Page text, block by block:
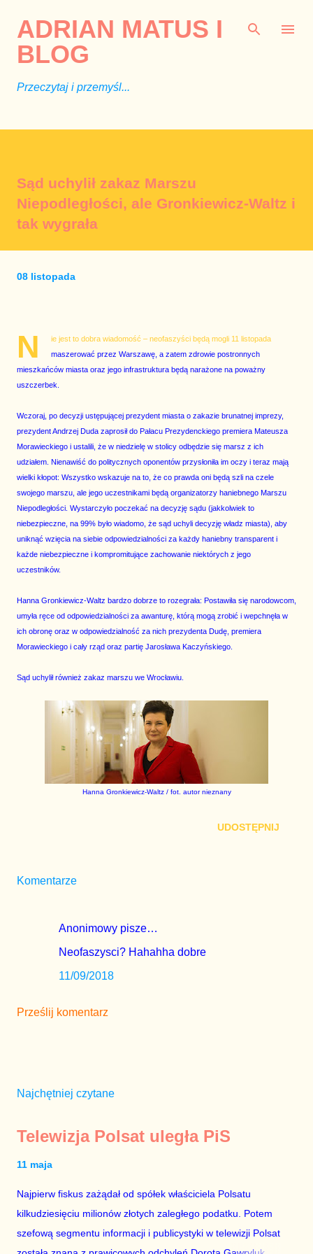
ADRIAN MATUS I
BLOG
Przeczytaj i przemyśl...
Sąd uchylił zakaz Marszu
Niepodległości, ale Gronkiewicz-Waltz i
tak wygrała
08 listopada
N
ie jest to dobra wiadomość – neofaszyści będą mogli 11 listopada
maszerować przez Warszawę, a zatem zdrowie postronnych
mieszkańców miasta oraz jego infrastruktura będą narażone na poważny
uszczerbek.
Wczoraj, po decyzji ustępującej prezydent miasta o zakazie brunatnej imprezy,
prezydent Andrzej Duda zaprosił do Pałacu Prezydenckiego premiera Mateusza
Morawieckiego i ustalili, że w niedzielę w stolicy odbędzie się marsz z ich
udziałem. Nienawiść do politycznych oponentów przysłoniła im oczy i teraz mają
wielki kłopot: Wszystko wskazuje na to, że co prawda oni będą szli na czele
swojego marszu, ale jego uczestnikami będą organizatorzy haniebnego Marszu
Niepodległości. Wystarczyło poczekać na decyzję sądu (jakkolwiek to
niebezpieczne, na 99% było wiadomo, że sąd uchyli decyzję władz miasta), aby
uniknąć wzięcia na siebie odpowiedzialności za każdy haniebny transparent i
każde niebezpieczne i kompromitujące zachowanie niektórych z jego
uczestników.
Hanna Gronkiewicz-Waltz bardzo dobrze to rozegrała: Postawiła się narodowcom,
umyła ręce od odpowiedzialności za awanturę, którą mogą zrobić i wepchnęła w
ich obronę oraz w odpowiedzialność za nich prezydenta Dudę, premiera
Morawieckiego i cały rząd oraz partię Jarosława Kaczyńskiego.
Sąd uchylił również zakaz marszu we Wrocławiu.
Hanna Gronkiewicz-Waltz / fot. autor nieznany
UDOSTĘPNIJ
Komentarze
Anonimowy pisze…
Neofaszysci? Hahahha dobre
11/09/2018
Prześlij komentarz
Najchętniej czytane
Telewizja Polsat uległa PiS
11 maja
Najpierw fiskus zażądał od spółek właściciela Polsatu
kilkudziesięciu milionów złotych zaległego podatku. Potem
szefową segmentu informacji i publicystyki w telewizji Polsat